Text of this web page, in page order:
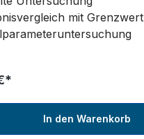
mit Grenzwert
In den Warenkorb